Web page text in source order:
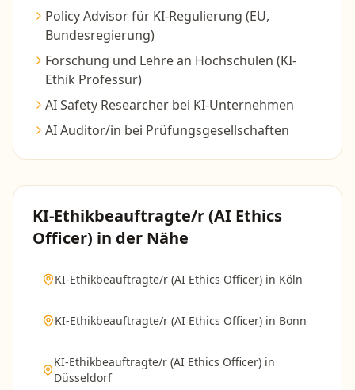
Policy Advisor für KI-Regulierung (EU,
Bundesregierung)
Forschung und Lehre an Hochschulen (KI-
Ethik Professur)
AI Safety Researcher bei KI-Unternehmen
AI Auditor/in bei Prüfungsgesellschaften
KI-Ethikbeauftragte/r (AI Ethics
Officer) in der Nähe
KI-Ethikbeauftragte/r (AI Ethics Officer) in Köln
KI-Ethikbeauftragte/r (AI Ethics Officer) in Bonn
KI-Ethikbeauftragte/r (AI Ethics Officer)in
Düsseldorf